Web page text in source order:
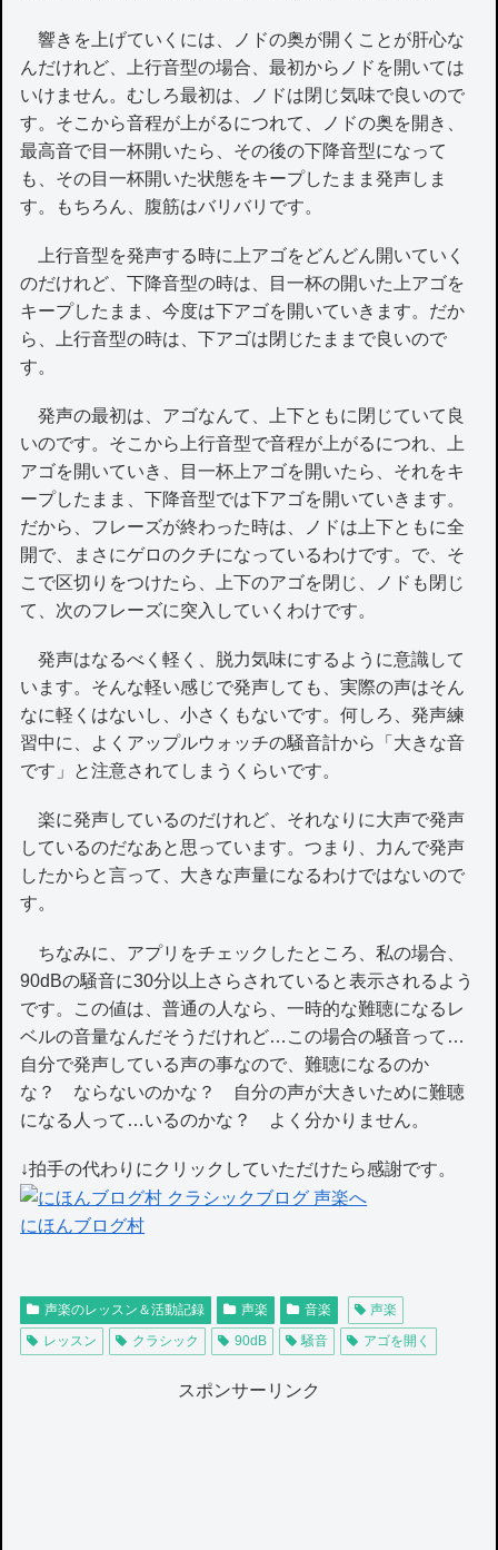
響きを上げていくには、ノドの奥が開くことが肝心な
んだけれど、上行音型の場合、最初からノドを開いては
いけません。むしろ最初は、ノドは閉じ気味で良いので
す。そこから音程が上がるにつれて、ノドの奥を開き、
最高音で目一杯開いたら、その後の下降音型になって
も、その目一杯開いた状態をキープしたまま発声しま
す。もちろん、腹筋はバリバリです。
上行音型を発声する時に上アゴをどんどん開いていく
のだけれど、下降音型の時は、目一杯の開いた上アゴを
キープしたまま、今度は下アゴを開いていきます。だか
ら、上行音型の時は、下アゴは閉じたままで良いので
す。
発声の最初は、アゴなんて、上下ともに閉じていて良
いのです。そこから上行音型で音程が上がるにつれ、上
アゴを開いていき、目一杯上アゴを開いたら、それをキ
ープしたまま、下降音型では下アゴを開いていきます。
だから、フレーズが終わった時は、ノドは上下ともに全
開で、まさにゲロのクチになっているわけです。で、そ
こで区切りをつけたら、上下のアゴを閉じ、ノドも閉じ
て、次のフレーズに突入していくわけです。
発声はなるべく軽く、脱力気味にするように意識して
います。そんな軽い感じで発声しても、実際の声はそん
なに軽くはないし、小さくもないです。何しろ、発声練
習中に、よくアップルウォッチの騒音計から「大きな音
です」と注意されてしまうくらいです。
楽に発声しているのだけれど、それなりに大声で発声
しているのだなあと思っています。つまり、力んで発声
したからと言って、大きな声量になるわけではないので
す。
ちなみに、アプリをチェックしたところ、私の場合、
90dBの騒音に30分以上さらされていると表示されるよう
です。この値は、普通の人なら、一時的な難聴になるレ
ベルの音量なんだそうだけれど…この場合の騒音って…
自分で発声している声の事なので、難聴になるのか
な？ ならないのかな？ 自分の声が大きいために難聴
になる人って…いるのかな？ よく分かりません。
↓拍手の代わりにクリックしていただけたら感謝です。
にほんブログ村
声楽のレッスン＆活動記録 声楽 音楽
声楽
レッスン
クラシック 90dB 騒音 アゴを開く
スポンサーリンク